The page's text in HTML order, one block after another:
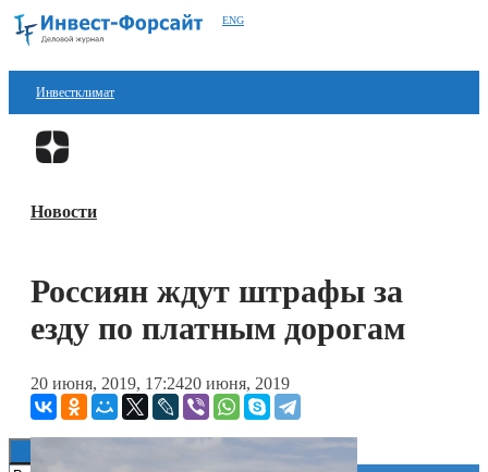
ENG
Инвестклимат
Финансы
Блокчейн
Книги
Новости
Россиян ждут штрафы за
езду по платным дорогам
20 июня, 2019, 17:2420 июня, 2019